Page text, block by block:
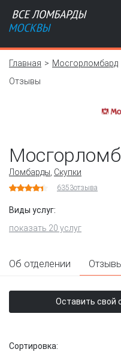
Главная Мосгорломбард
Отзывы
Ломбарды Скупки
6353отзыва
Виды услуг:
показать 20 услуг
Об отделении
Оставить свой
Сортировка: